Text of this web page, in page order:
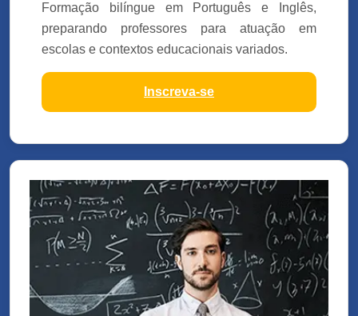
Formação bilíngue em Português e Inglês,
preparando professores para atuação em
escolas e contextos educacionais variados.
Inscreva-se